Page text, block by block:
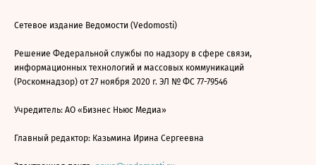
Сетевое издание Ведомости (Vedomosti)
Решение Федеральной службы по надзору в сфере связи,
информационных технологий и массовых коммуникаций
(Роскомнадзор) от 27 ноября 2020 г. ЭЛ № ФС 77-79546
Учредитель: АО «Бизнес Ньюс Медиа»
Главный редактор: Казьмина Ирина Сергеевна